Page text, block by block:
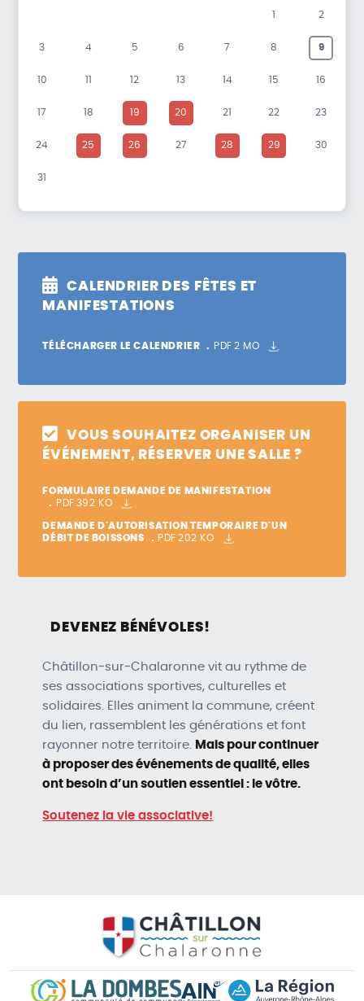
2
3 4 5 6 7 8 9
10 12 13 14 15 16
17 18 19 20 21 22 23
24 25 26 27 28 29 30
31
CALENDRIER DES FÊTES ET
MANIFESTATIONS
TÉLÉCHARGER LE CALENDRIER PDF 2 MO
VOUS SOUHAITEZ ORGANISER UN
ÉVÉNEMENT, RÉSERVER UNE SALLE ?
FORMULAIRE DEMANDE DE MANIFESTATION
PDF 392 KO
DEMANDE D'AUTORISATION TEMPORAIRE D'UN
DÉBIT DE BOISSONS
PDF 202 KO
DEVENEZ BÉNÉVOLES!
Châtillon‑sur‑Chalaronne vit au rythme de
ses associations sportives, culturelles et
solidaires. Elles animent la commune, créent
du lien, rassemblent les générations et font
rayonner notre territoire.
Mais pour continuer
à proposer des événements de qualité, elles
ont besoin d’un soutien essentiel : le vôtre.
Soutenez la vie associative!